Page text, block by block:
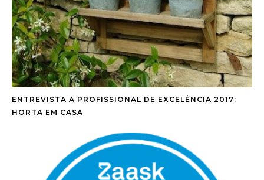
ENTREVISTA A PROFISSIONAL DE EXCELÊNCIA 2017:
HORTA EM CASA